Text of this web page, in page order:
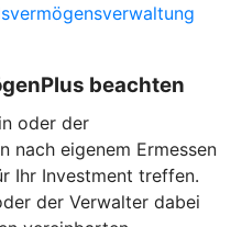
beachten
oder der
nach eigenem Ermessen
Ihr Investment treffen.
der Verwalter dabei